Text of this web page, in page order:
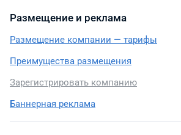
Размещение и реклама
Размещение компании — тарифы
Преимущества размещения
Зарегистрировать компанию
Баннерная реклама